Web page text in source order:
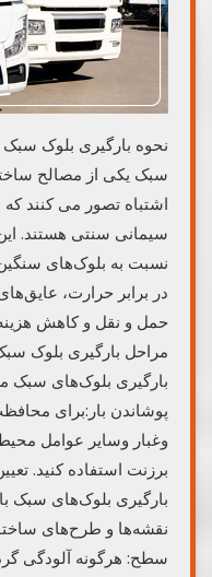
نحوه بارگیری بلوک
سبک یکی از مصالح
اشتباه تصور می کنند
سیمانی سنتی هستند.
نسبت به بلوک‌های
در برابر حرارت،
حمل و نقل و کاهش
مراحل بارگیری بلوک
بارگیری بلوک‌های سبک
پوشاندن بار:برای
وغبار وسایر عوامل
برزنت استفاده کنید.
بارگیری بلوک‌های سبک
نقشه‌ها و طرح‌های
سطح: هرگونه آلودگی